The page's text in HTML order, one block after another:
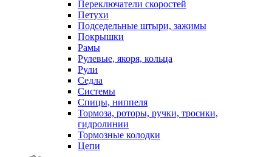
Переключатели скоростей
Петухи
Подседельные штыри, зажимы
Покрышки
Рамы
Рулевые, якоря, кольца
Рули
Седла
Системы
Спицы, ниппеля
Тормоза, роторы, ручки, тросики,
гидролинии
Тормозные колодки
Цепи